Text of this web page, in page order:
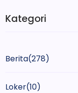
Kategori
Berita(278)
Loker(10)